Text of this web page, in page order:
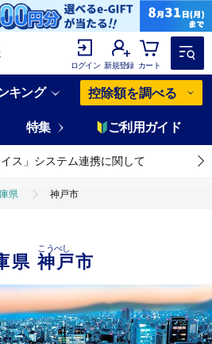
ログイン 新規登録 カート
キング 控除額を調べる
特集 ご利用ガイド
イス」システム連携に関して
県 神戸市
県神戸市
こうべし